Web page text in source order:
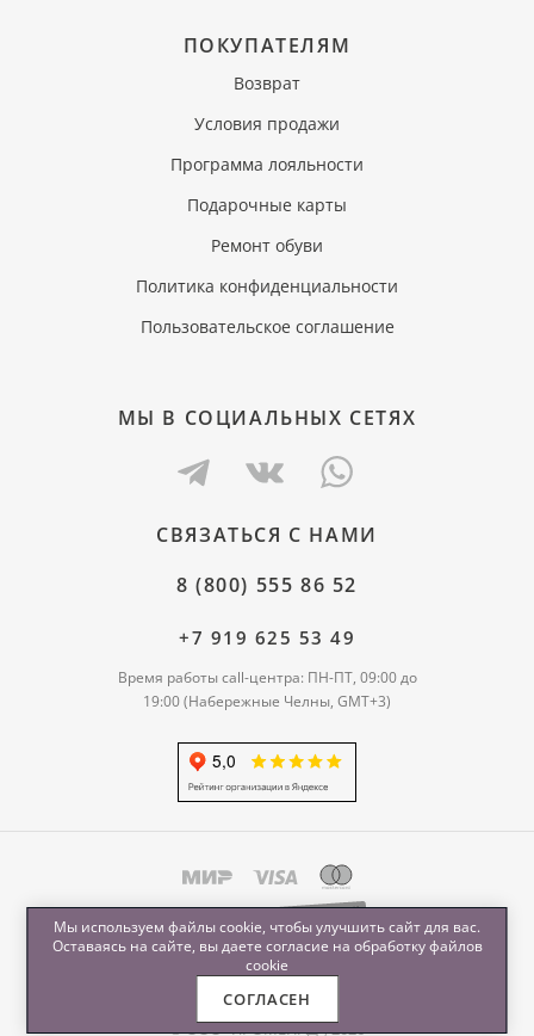
ПОКУПАТЕЛЯМ
Возврат
Условия продажи
Программа лояльности
Подарочные карты
Ремонт обуви
Политика конфиденциальности
Пользовательское соглашение
МЫ В СОЦИАЛЬНЫХ СЕТЯХ
СВЯЗАТЬСЯ С НАМИ
8 (800) 555 86 52
+7 919 625 53 49
Время работы call-центра: ПН-ПТ, 09:00 до
19:00 (Набережные Челны, GMT+3)
© ООО "ПРОМЕНАД", 2026
Мы используем файлы cookie, чтобы улучшить сайт для вас.
Оставаясь на сайте, вы даете согласие на обработкуфайлов
cookie
СОГЛАСЕН